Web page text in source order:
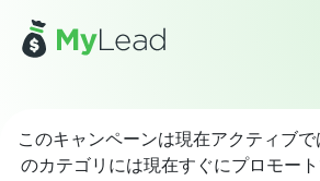
このキャンペーンは現在アクティブ
のカテゴリには現在すぐにプロモー